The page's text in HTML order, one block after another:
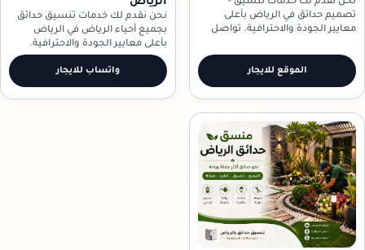
نحن نقدم لك خدمات تنسيق -
تصميم حدائق في الرياض بأعلى
معايير الجودة والاحترافية. تواصل
الموقع للايجار
نحن نقدم لك خدمات تنسيق حدائق
بجميع أحياء الرياض في الرياض
بأعلى معايير الجودة والاحترافية.
تواصل معنا الآن!
واتساب للايجار